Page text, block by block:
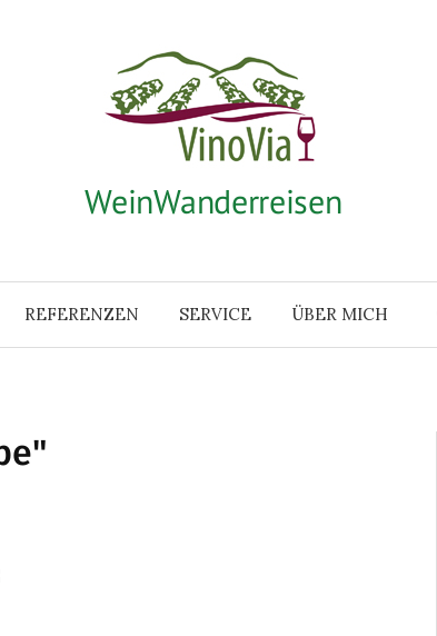
WeinWanderreisen
REFERENZEN SERVICE ÜBER MICH